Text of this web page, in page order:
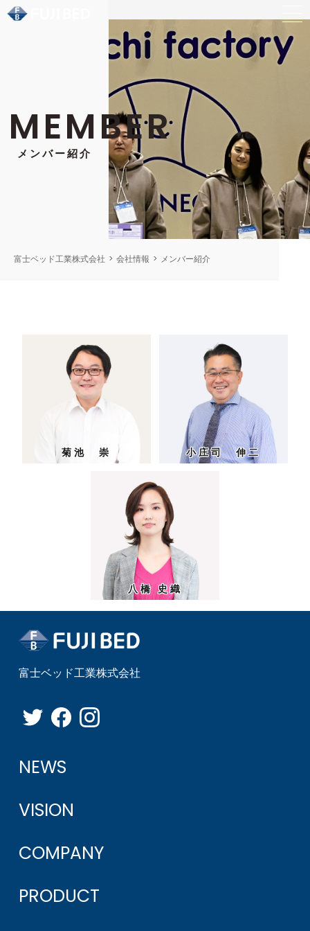
MEMBER
メンバー紹介
富士ベッド工業株式会社 > 会社情報 > メンバー紹介
菊池 崇 小庄司 伸二
八橋 史織
富士ベッド工業株式会社
NEWS
VISION
COMPANY
PRODUCT